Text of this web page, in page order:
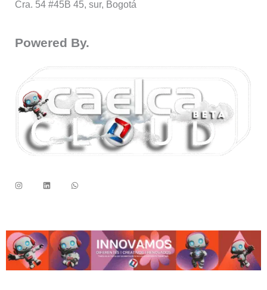
Cra. 54 #45B 45, sur, Bogotá
Powered By.